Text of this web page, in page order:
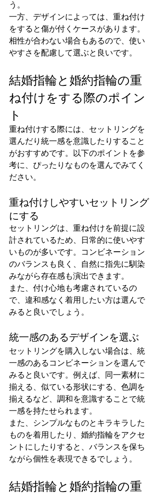
う。
一方、デザインによっては、重ね付け
をすると傷が付くケースがあります。
相性が合わない場合もあるので、使い
やすさを配慮して選ぶと良いです。
結婚指輪と婚約指輪の重
ね付けをする際のポイン
ト
重ね付けする際には、セットリングを
選んだり統一感を意識したりすること
がおすすめです。以下のポイントを参
考に、ぴったりなものを選んでみてく
ださい。
重ね付けしやすいセットリング
にする
セットリングは、重ね付けを前提に設
計されているため、日常的に使いやす
いものが多いです。コンビネーション
のバランスも良く、自然に指先に馴染
みながら存在感も演出できます。
また、付け心地も考慮されているの
で、違和感なく着用したい方は選んで
みると良いでしょう。
統一感のあるデザインを選ぶ
セットリングを購入しない場合は、統
一感のあるコンビネーションを選んで
みると良いです。例えば、同一素材に
揃える、似ている形状にする、色調を
揃えるなど、調和を意識することで統
一感を持たせられます。
また、シンプルなものとキラキラした
ものを着用したり、婚約指輪をアクセ
ントにしたりすると、バランスを保ち
ながら個性を表現できるでしょう。
結婚指輪と婚約指輪の重